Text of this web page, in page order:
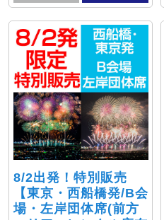
8/2出発！特別販売
【東京・西船橋発/B会
場・左岸団体席(前方